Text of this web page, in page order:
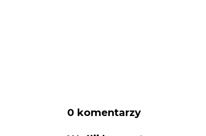
0 komentarzy